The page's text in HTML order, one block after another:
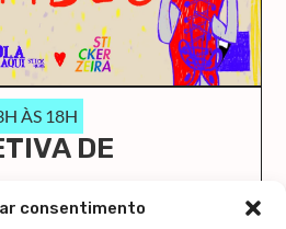
consentimento
ÀS 18H
DE
vai ocupar a Casa 1 de